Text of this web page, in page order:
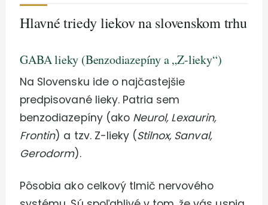
Hlavné triedy liekov na slovenskom trhu
GABA lieky (Benzodiazepíny a „Z-lieky“)
Na Slovensku ide o najčastejšie
predpisované lieky. Patria sem
benzodiazepíny (ako Neurol, Lexaurin,
Frontin) a tzv. Z-lieky (Stilnox, Sanval,
Gerodorm).
Pôsobia ako celkový tlmič nervového